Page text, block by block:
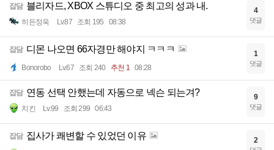
잡담 블리자드, XBOX 스튜디오 중 최고의 성과 내.
히든정욱 Lv.87 조회 195 08:38
4
댓글
잡담 디몬 나오면 66자경만 해야지 ㅋㅋㅋ
Bonorobo Lv.67 조회 240 추천 1 08:28
1
댓글
잡담 연동 선택 안했는데 자동으로 넥슨 되는겨?
치킨 Lv.99 조회 299 06:43
9
댓글
잡담 집사가 쾌변할 수 있었던 이유 2